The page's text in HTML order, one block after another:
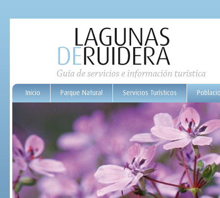
Guía de servicios e información turística
Inicio Parque Natural Servicios Turísticos